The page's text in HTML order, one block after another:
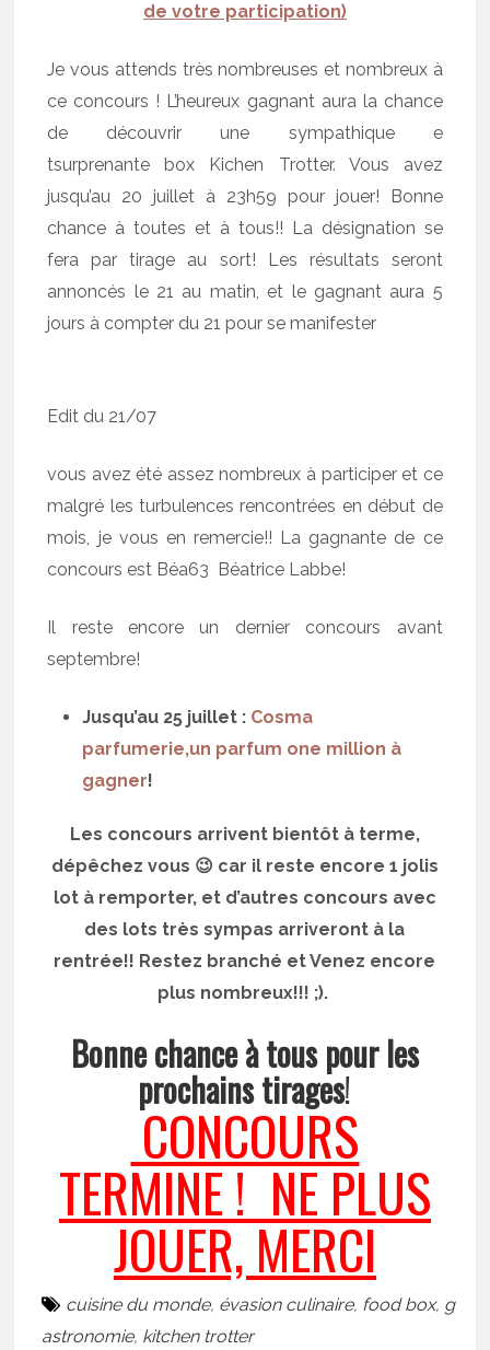
de votre participation)
Je vous attends très nombreuses et nombreux à
ce concours ! L’heureux gagnant aura la chance
de découvrir une sympathique e
tsurprenante box Kichen Trotter. Vous avez
jusqu’au 20 juillet à 23h59 pour jouer! Bonne
chance à toutes et à tous!! La désignation se
fera par tirage au sort! Les résultats seront
annoncés le 21 au matin, et le gagnant aura 5
jours à compter du 21 pour se manifester
Edit du 21/07
vous avez été assez nombreux à participer et ce
malgré les turbulences rencontrées en début de
mois, je vous en remercie!! La gagnante de ce
concours est Béa63 Béatrice Labbe!
Il reste encore un dernier concours avant
septembre!
Jusqu’au 25 juillet : Cosma
parfumerie,un parfum one million à
gagner!
Les concours arrivent bientôt à terme,
dépêchez vous 😉 car il reste encore 1 jolis
lot à remporter, et d’autres concours avec
des lots très sympas arriveront à la
rentrée!! Restez branché et Venez encore
plus nombreux!!! ;).
Bonne chance à tous pour les
prochains tirages!
CONCOURS
TERMINE ! NE PLUS
JOUER, MERCI
cuisine du monde, évasion culinaire, food box, g
astronomie, kitchen trotter